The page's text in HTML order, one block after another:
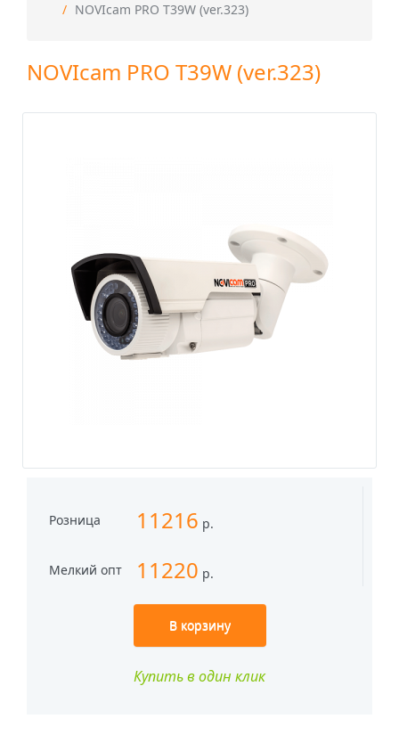
NOVIcam PRO T39W (ver.323)
NOVIcam PRO T39W (ver.323)
Розница 11216 р.
Мелкий опт 11220 р.
В корзину
Купить в один клик